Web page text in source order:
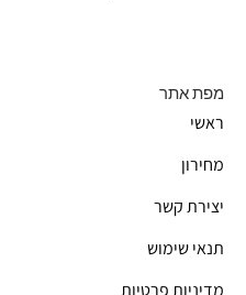
ראשי
מחירון
יצירת קשר
תנאי שימוש
מדיניות פרטיות
מפת אתר